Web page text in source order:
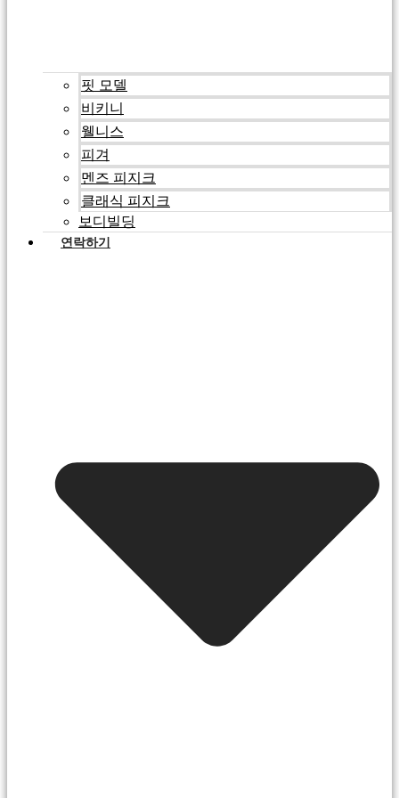
핏 모델
비키니
웰니스
피겨
멘즈 피지크
클래식 피지크
보디빌딩
연락하기